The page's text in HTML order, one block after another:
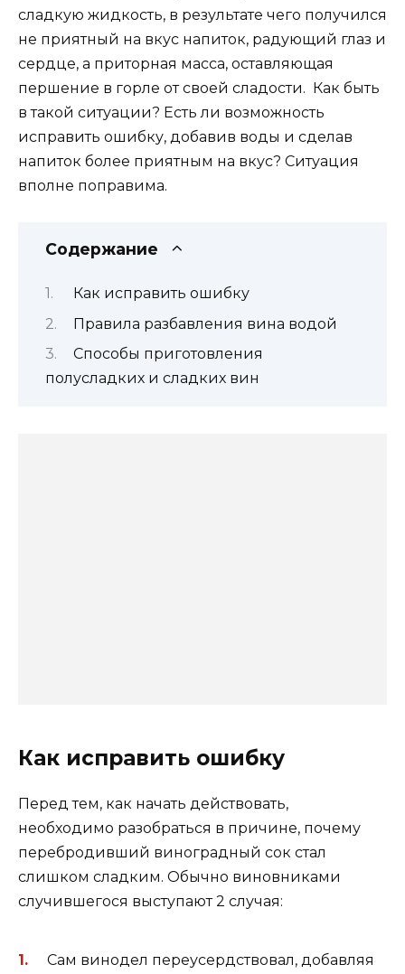
сладкую жидкость, в результате чего получился
не приятный на вкус напиток, радующий глаз и
сердце, а приторная масса, оставляющая
першение в горле от своей сладости. Как быть
в такой ситуации? Есть ли возможность
исправить ошибку, добавив воды и сделав
напиток более приятным на вкус? Ситуация
вполне поправима.
Содержание
Как исправить ошибку
Правила разбавления вина водой
Способы приготовления
полусладких и сладких вин
Как исправить ошибку
Перед тем, как начать действовать,
необходимо разобраться в причине, почему
перебродивший виноградный сок стал
слишком сладким. Обычно виновниками
случившегося выступают 2 случая:
Сам винодел переусердствовал, добавляя